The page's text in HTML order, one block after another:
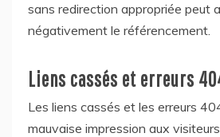
sans redirection appropriée peut
négativement le référencement.
Liens cassés et erreurs
Les liens cassés et les erreurs
mauvaise impression aux